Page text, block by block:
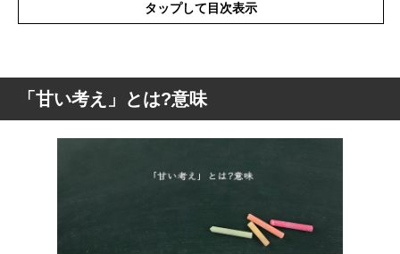
タップして目次表示
「甘い考え」とは?意味
「甘い考え」を使った例文と意味を解釈
「甘い考え」とは?意味